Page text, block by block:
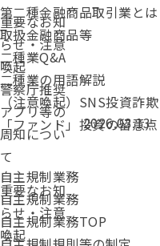
第二種金融商品取引業とは
取扱金融商品等
二種業Q&A
二種業の用語解説
（注意喚起）SNS投資詐欺
「ファンド」投資の留意点
自主規制業務
自主規制業務
自主規制業務TOP
カテゴリー：
重要なお知
らせ・注意
喚起
警察庁推奨
アプリ等の
周知につい
て
投稿日：
2026.03.13
カテゴリー：
重要なお知
らせ・注意
喚起